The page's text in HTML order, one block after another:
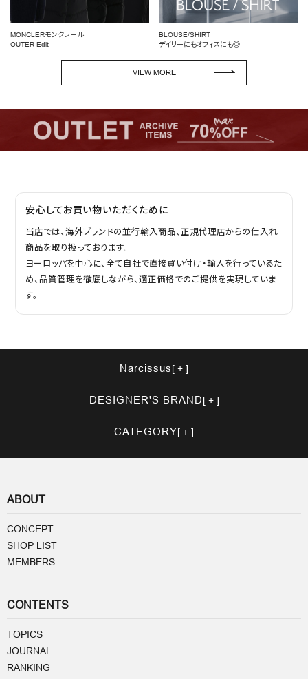
MONCLERモンクレール
OUTER Edit
BLOUSE/SHIRT
デイリーにもオフィスにも◎
VIEW MORE
安心してお買い物いただくために
当店では、海外ブランドの並行輸入商品、正規代理店からの仕入れ
商品を取り扱っております。
ヨーロッパを中心に、全て自社で直接買い付け・輸入を行っているた
め、品質管理を徹底しながら、適正価格でのご提供を実現していま
す。
Narcissus
DESIGNER'S BRAND
CATEGORY
ABOUT
CONCEPT
SHOP LIST
MEMBERS
CONTENTS
TOPICS
JOURNAL
RANKING